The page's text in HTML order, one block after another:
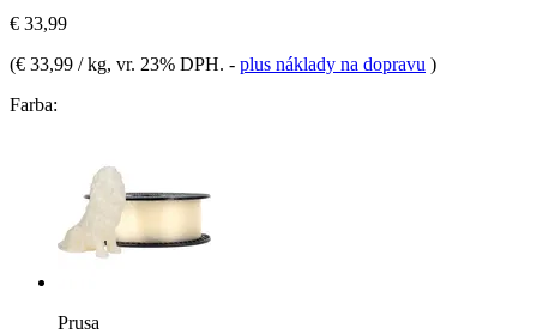
€ 33,99
(€ 33,99 / kg, vr. 23% DPH. - plus náklady na dopravu )
Farba:
Prusa